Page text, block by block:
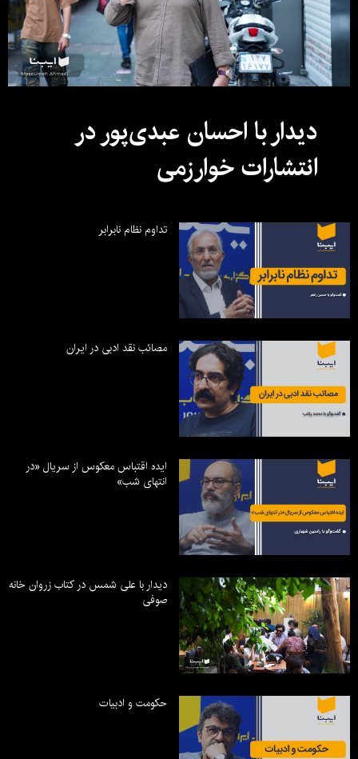
دیدار با احسان عبدی‌پور در
انتشارات خوارزمی
تداوم نظام نابرابر
مصائب نقد ادبی در ایران
ایده اقتباس معکوس از سریال «در
انتهای شب»
دیدار با علی شمس در کتاب زروان خانه
صوفی
حکومت و ادبیات